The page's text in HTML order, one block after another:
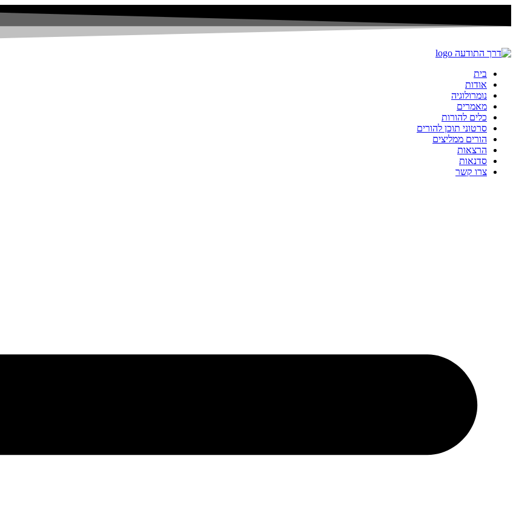
בית
אודות
נומרולוגיה
מאמרים
כלים להורות
סרטוני תוכן להורים
הורים ממליצים
הרצאות
סדנאות
צרו קשר